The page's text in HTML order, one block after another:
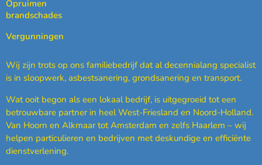
Opruimen
brandschades
Vergunningen
Wij zijn trots op ons familiebedrijf dat al decennialang specialist
is in sloopwerk, asbestsanering, grondsanering en transport.
Wat ooit begon als een lokaal bedrijf, is uitgegroeid tot een
betrouwbare partner in heel West-Friesland en Noord-Holland.
Van Hoorn en Alkmaar tot Amsterdam en zelfs Haarlem – wij
helpen particulieren en bedrijven met deskundige en efficiënte
dienstverlening.